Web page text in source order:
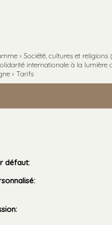
› Société, cultures et
internationale à la lumière
› Tarifs
défaut:
:
: